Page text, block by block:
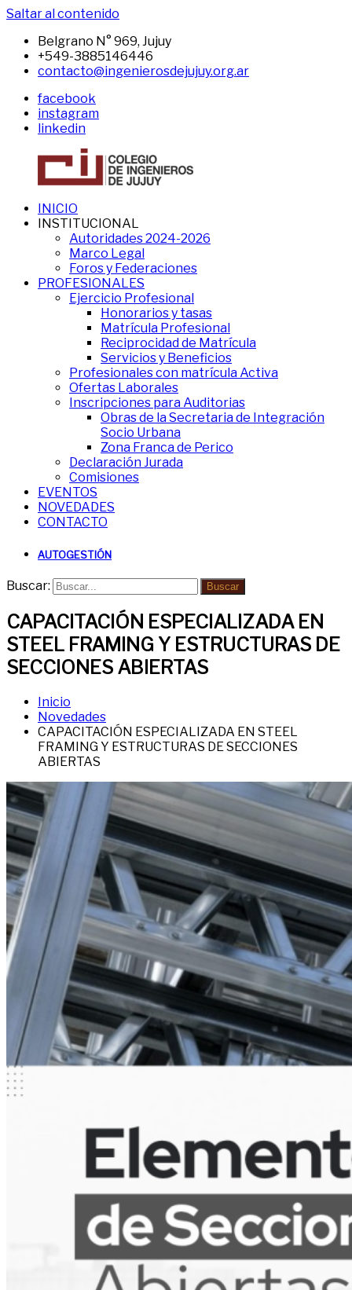
Saltar al contenido
Belgrano N° 969, Jujuy
+549-3885146446
contacto@ingenierosdejujuy.org.ar
facebook
instagram
linkedin
Sitio
INICIO
INSTITUCIONAL
Autoridades 2024-2026
Marco Legal
Foros y Federaciones
PROFESIONALES
Ejercicio Profesional
Honorarios y tasas
Matrícula Profesional
Reciprocidad de Matrícula
Servicios y Beneficios
Profesionales con matrícula Activa
Ofertas Laborales
Inscripciones para Auditorias
Obras de la Secretaria de Integración
Socio Urbana
Zona Franca de Perico
Declaración Jurada
Comisiones
EVENTOS
NOVEDADES
CONTACTO
AUTOGESTIÓN
Buscar: Buscar
CAPACITACIÓN ESPECIALIZADA EN
STEEL FRAMING Y ESTRUCTURAS DE
SECCIONES ABIERTAS
Inicio
Novedades
CAPACITACIÓN ESPECIALIZADA EN STEEL
FRAMING Y ESTRUCTURAS DE SECCIONES
ABIERTAS